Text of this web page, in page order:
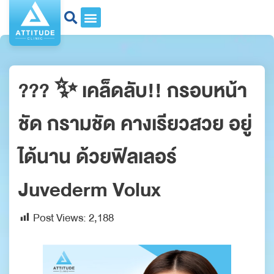
??? ✨ เคล็ดลับ!! กรอบหน้า
ชัด กรามชัด คางเรียวสวย อยู่
ได้นาน ด้วยฟิลเลอร์
Juvederm Volux
Post Views:2,188